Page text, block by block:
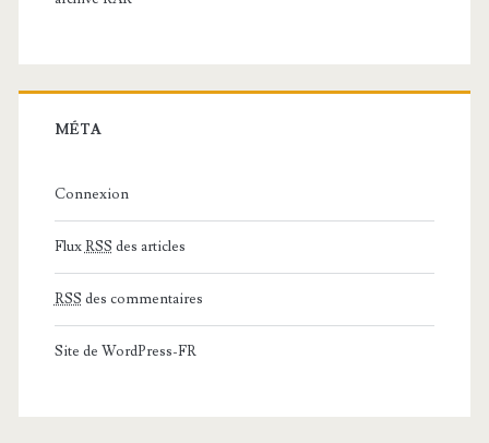
MÉTA
Connexion
FluxRSS des articles
RSS des commentaires
Site de WordPress-FR